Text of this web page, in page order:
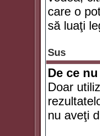
care o
să luaţi
Sus
De ce
Doar
nu aveţi